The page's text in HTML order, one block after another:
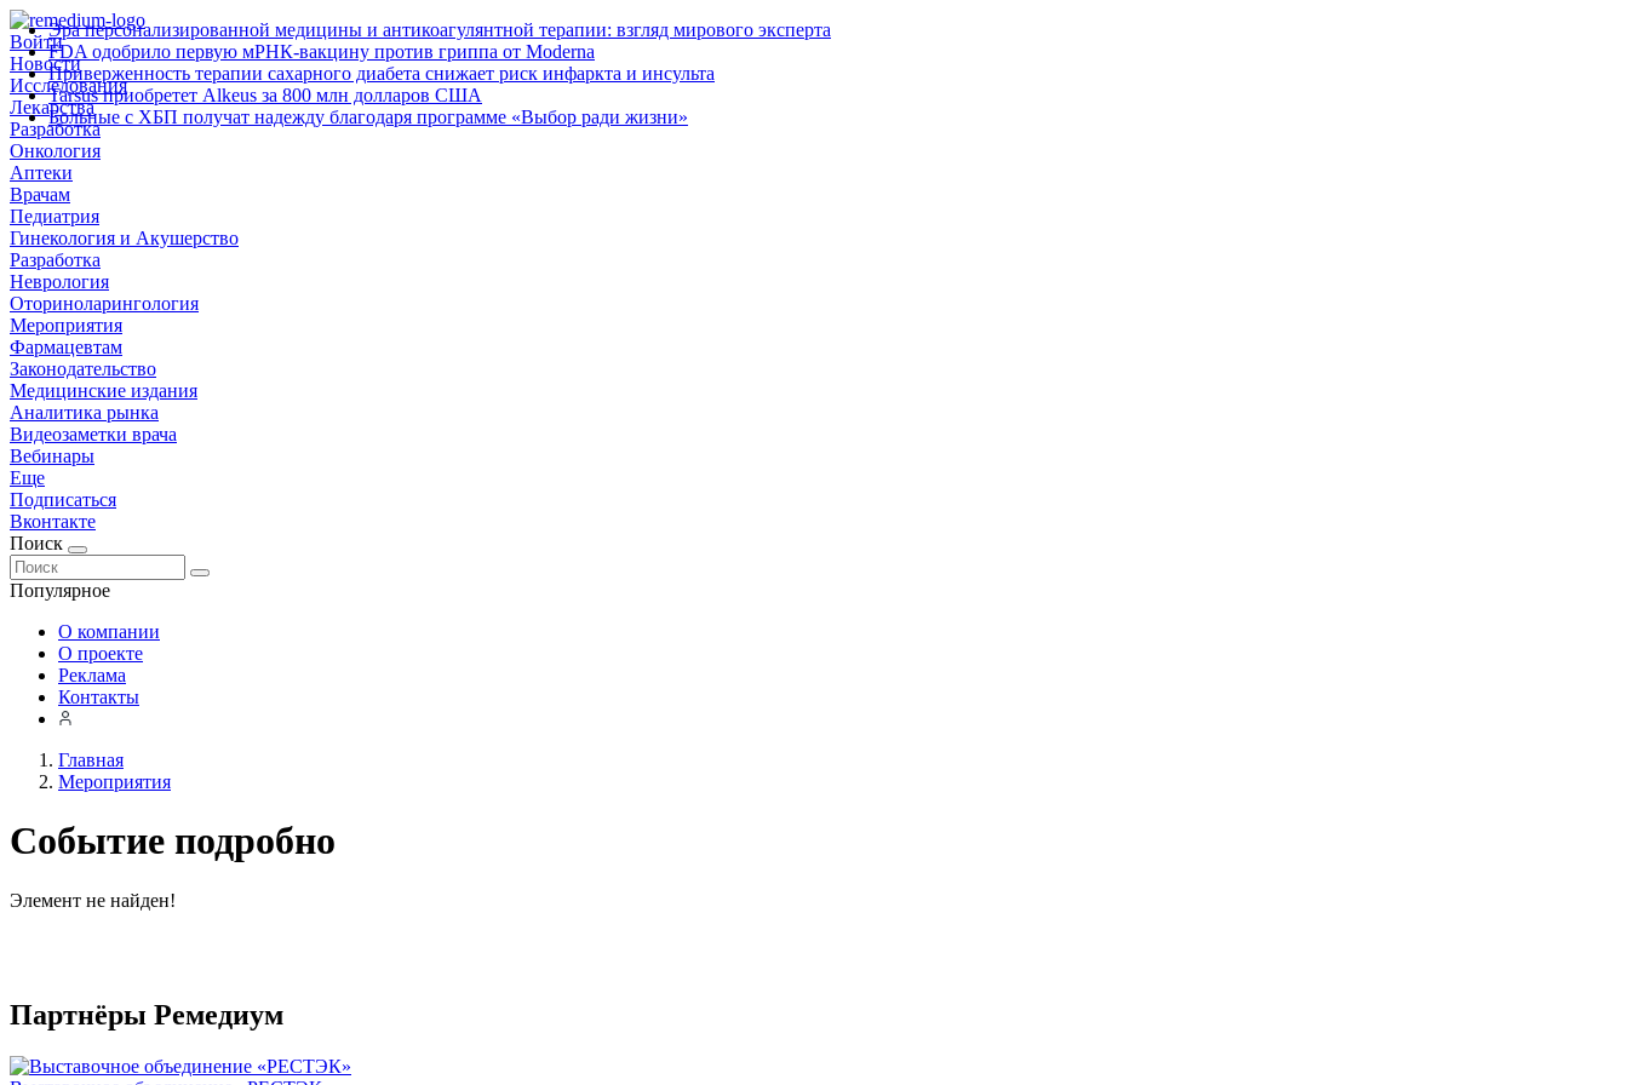
Войти
Новости
Исследования
Лекарства
Разработка
Онкология
Аптеки
Врачам
Педиатрия
Гинекология и Акушерство
Разработка
Неврология
Оториноларингология
Мероприятия
Фармацевтам
Законодательство
Медицинские издания
Аналитика рынка
Видеозаметки врача
Вебинары
Еще
Подписаться
Вконтакте
Поиск
Популярное
Эра персонализированной медицины и антикоагулянтной терапии: взгляд мирового эксперта
FDA одобрило первую мРНК‑вакцину против гриппа от Moderna
Приверженность терапии сахарного диабета снижает риск инфаркта и инсульта
Tarsus приобретет Alkeus за 800 млн долларов США
Больные с ХБП получат надежду благодаря программе «Выбор ради жизни»
О компании
О проекте
Реклама
Контакты
Главная
Мероприятия
Событие подробно
Элемент не найден!
Партнёры Ремедиум